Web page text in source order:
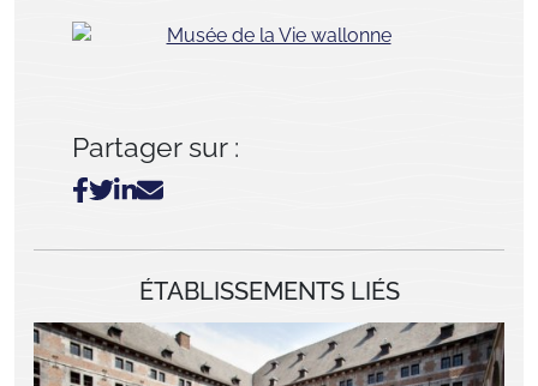
Partager sur :
ÉTABLISSEMENTS LIÉS